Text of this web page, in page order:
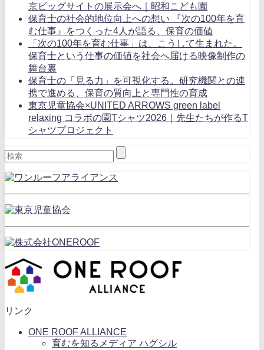
京ビッグサイトの展示会へ｜昭和こども園
保育士の社会的地位向上への想い 『次の100年を育
む仕事』をつくった4人が語る、保育の価値
「次の100年を育む仕事」は、こうして生まれた。
保育士という仕事の価値を社会へ届ける映像制作の
舞台裏
保育士の「見る力」を可視化する。研究機関との連
携で進める、保育の質向上と専門性の育成
東京児童協会×UNITED ARROWS green label
relaxing コラボの園Tシャツ2026｜先生たちが作るT
シャツプロジェクト
リンク
ONE ROOF ALLIANCE
育むを知るメディア ハグシル